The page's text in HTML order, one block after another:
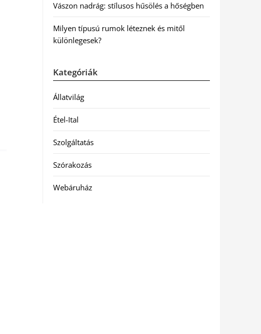
Vászon nadrág: stílusos hűsölés a hőségben
Milyen típusú rumok léteznek és mitől
különlegesek?
Kategóriák
Állatvilág
Étel-Ital
Szolgáltatás
Szórakozás
Webáruház